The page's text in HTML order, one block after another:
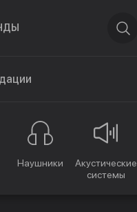
Наушники
Акустические
системы